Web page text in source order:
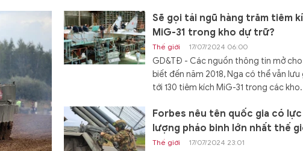
Sẽ gọi tái ngũ hàng trăm tiêm
MiG-31 trong kho dự trữ?
Thế giới 17/07/2024 06:00
GD&TĐ - Các nguồn thông tin mở cho
biết đến năm 2018, Nga có thể vẫn lưu
tới 130 tiêm kích MiG-31 trong các
Forbes nêu tên quốc gia có lực
lượng pháo binh lớn nhất thế
Thế giới 17/07/2024 23:01